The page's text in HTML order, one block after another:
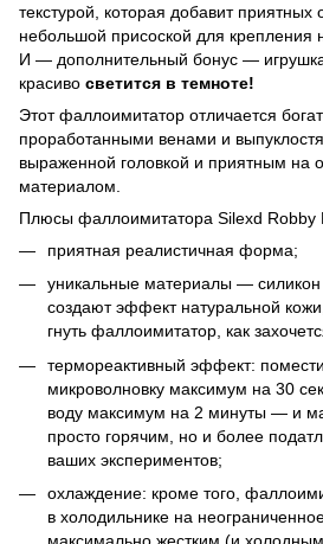
текстурой, которая добавит
небольшой присоской для крепления
И — дополнительный бонус —
красиво светится в темноте!
Этот фаллоимитатор отличается
проработанными венами и
выраженной головкой и приятным на
материалом.
Плюсы фаллоимитатора Silexd Robby
приятная реалистичная форма;
уникальные материалы —
создают эффект натуральной
гнуть фаллоимитатор, как
термореактивный эффект:
микроволновку максимум на 30
воду максимум на 2 минуты — и
просто горячим, но и более
ваших экспериментов;
охлаждение: кроме того,
в холодильнике на